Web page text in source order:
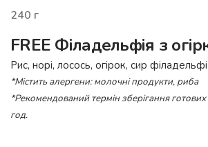
240 г
FREE Філадельфія з
Рис, норі, лосось, огірок, сир
*Містить алергени: молочні продукти, риба
*Рекомендований термін зберігання
год.